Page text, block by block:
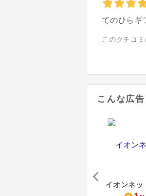
てのひらギ
このクチコ
こんな広